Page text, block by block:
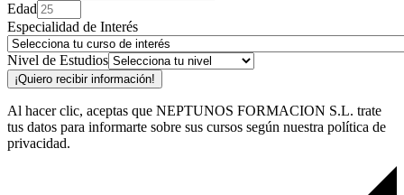
Edad
Especialidad de Interés
Nivel de Estudios
¡Quiero recibir información!
Al hacer clic, aceptas que NEPTUNOS FORMACION S.L. trate
tus datos para informarte sobre sus cursos según nuestra política de
privacidad.